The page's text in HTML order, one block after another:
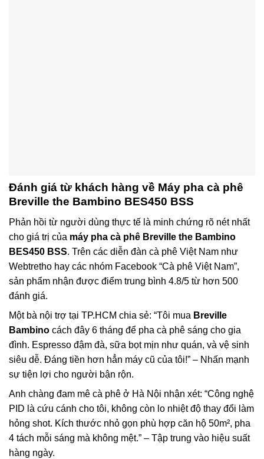
Đánh giá từ khách hàng về Máy pha cà phê
Breville the Bambino BES450 BSS
Phản hồi từ người dùng thực tế là minh chứng rõ nét nhất
cho giá trị của máy pha cà phê Breville the Bambino
BES450 BSS. Trên các diễn đàn cà phê Việt Nam như
Webtretho hay các nhóm Facebook “Cà phê Việt Nam”,
sản phẩm nhận được điểm trung bình 4.8/5 từ hơn 500
đánh giá.
Một bà nội trợ tại TP.HCM chia sẻ: “Tôi mua Breville
Bambino cách đây 6 tháng để pha cà phê sáng cho gia
đình. Espresso đậm đà, sữa bọt mịn như quán, và vệ sinh
siêu dễ. Đáng tiền hơn hẳn máy cũ của tôi!” – Nhấn mạnh
sự tiện lợi cho người bận rộn.
Anh chàng đam mê cà phê ở Hà Nội nhận xét: “Công nghệ
PID là cứu cánh cho tôi, không còn lo nhiệt độ thay đổi làm
hỏng shot. Kích thước nhỏ gọn phù hợp căn hộ 50m², pha
4 tách mỗi sáng mà không mệt.” – Tập trung vào hiệu suất
hàng ngày.